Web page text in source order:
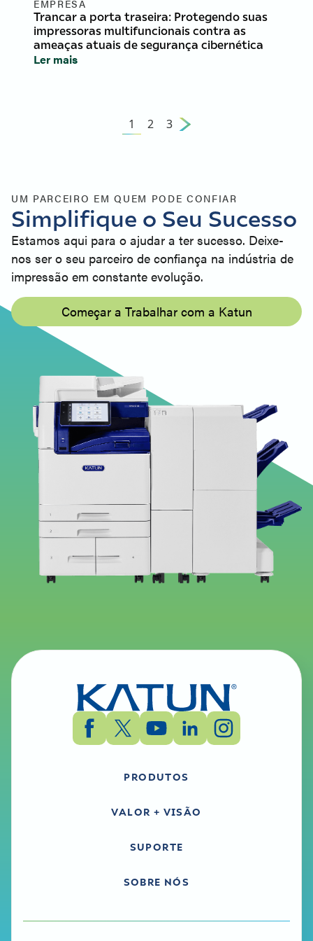
EMPRESA
Trancar a porta traseira: Protegendo suas
impressoras multifuncionais contra as
ameaças atuais de segurança cibernética
Ler mais
1 2 3
UM PARCEIRO EM QUEM PODE CONFIAR
Simplifique o Seu Sucesso
Estamos aqui para o ajudar a ter sucesso. Deixe-
nos ser o seu parceiro de confiança na indústria de
impressão em constante evolução.
Começar a Trabalhar com a Katun
PRODUTOS
VALOR + VISÃO
SUPORTE
SOBRE NÓS